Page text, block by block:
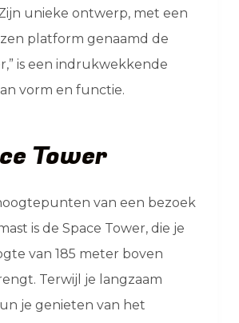
unieke ontwerp, met een
platform genaamd de
is een indrukwekkende
vorm en functie.
Tower
van een bezoek
is de Space Tower, die je
van 185 meter boven
Terwijl je langzaam
je genieten van het